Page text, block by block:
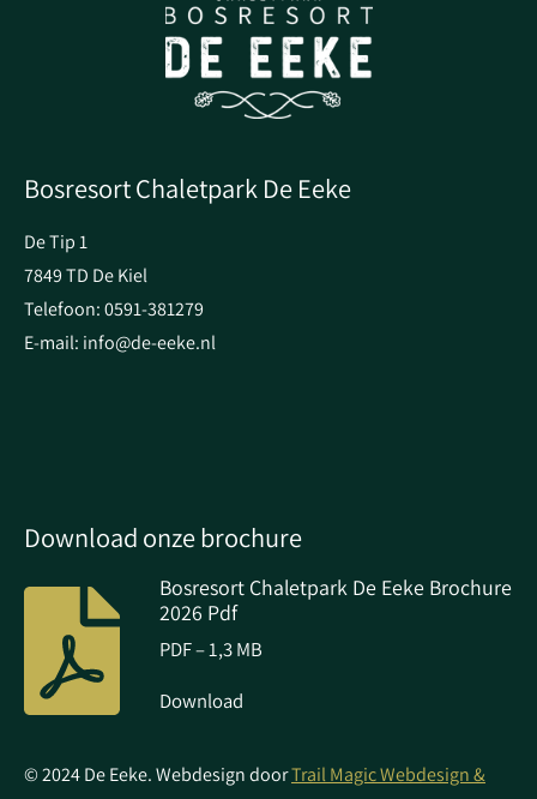
Bosresort Chaletpark De Eeke
De Tip 1
7849 TD De Kiel
Telefoon: 0591-381279
E-mail: info@de-eeke.nl
Download onze brochure
Bosresort Chaletpark De Eeke Brochure
2026 Pdf
PDF – 1,3 MB
Download
© 2024 De Eeke. Webdesign doorTrail Magic Webdesign &